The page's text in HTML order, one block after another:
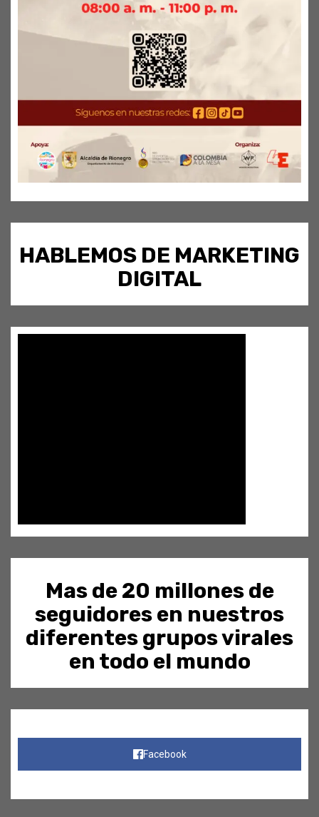
HABLEMOS DE MARKETING
DIGITAL
Mas de 20 millones de
seguidores en nuestros
diferentes grupos virales
en todo el mundo
Facebook